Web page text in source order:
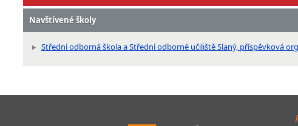
Navštívené školy
Střední odborná škola a Střední odborné učiliště Slaný, příspěvková